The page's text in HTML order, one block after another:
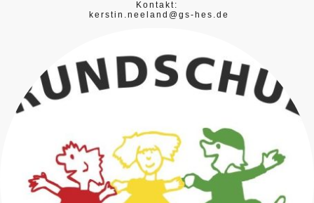
Kontakt:
kerstin.neeland@gs-hes.de